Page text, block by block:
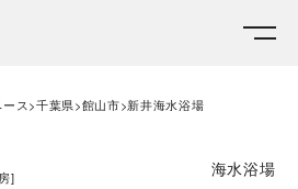
ス 千葉県 館山市 新井海水浴場
] 海水浴場